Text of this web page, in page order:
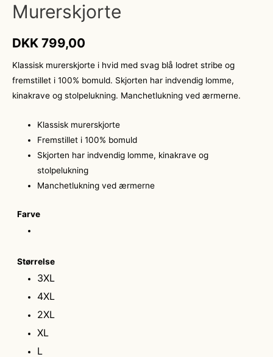
Murerskjorte
DKK 799,00
Klassisk murerskjorte i hvid med svag blå lodret stribe og
fremstillet i 100% bomuld. Skjorten har indvendig lomme,
kinakrave og stolpelukning. Manchetlukning ved ærmerne.
Klassisk murerskjorte
Fremstillet i 100% bomuld
Skjorten har indvendig lomme, kinakrave og
stolpelukning
Manchetlukning ved ærmerne
Farve
Størrelse
3XL
4XL
2XL
XL
L